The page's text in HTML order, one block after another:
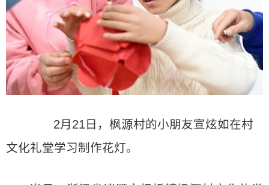
2月21日，枫源村的小朋友宣炫如在村
文化礼堂学习制作花灯。